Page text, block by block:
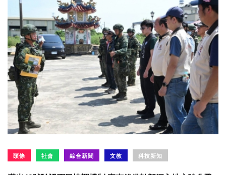
頭條 社會 綜合新聞 文教 科技新知